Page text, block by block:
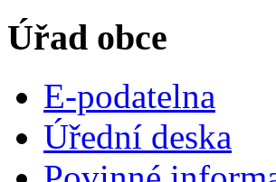
Úřad obce
E-podatelna
Úřední deska